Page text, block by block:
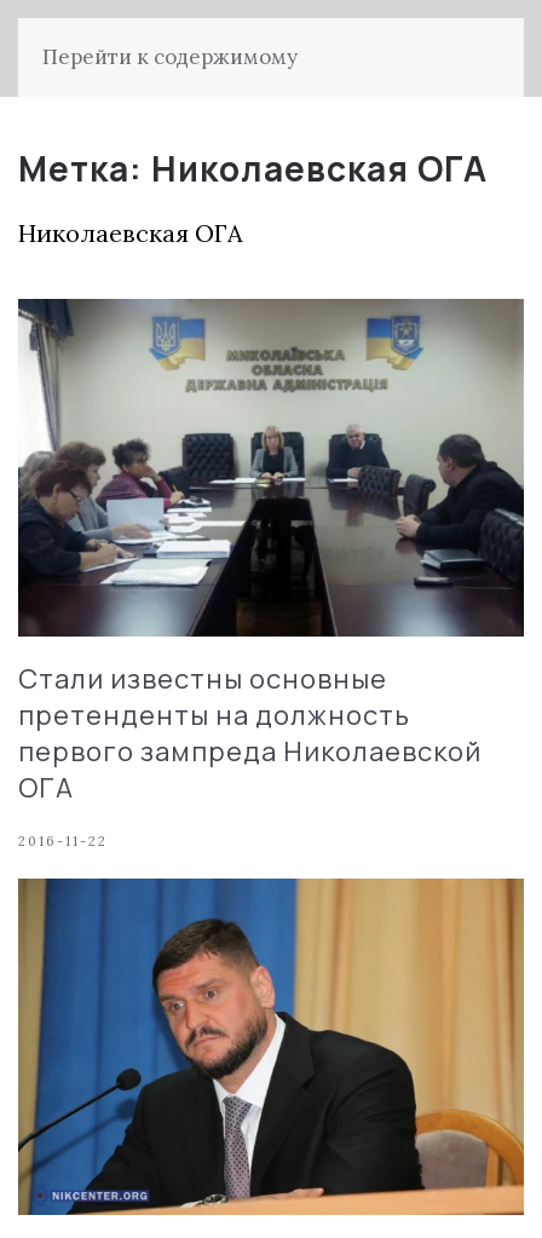
Перейти к содержимому
Метка: Николаевская ОГА
Николаевская ОГА
Стали известны основные
претенденты на должность
первого зампреда Николаевской
ОГА
2016-11-22